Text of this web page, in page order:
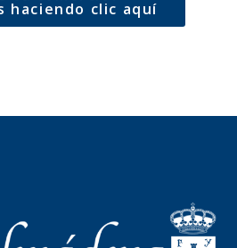
haciendo clic aquí